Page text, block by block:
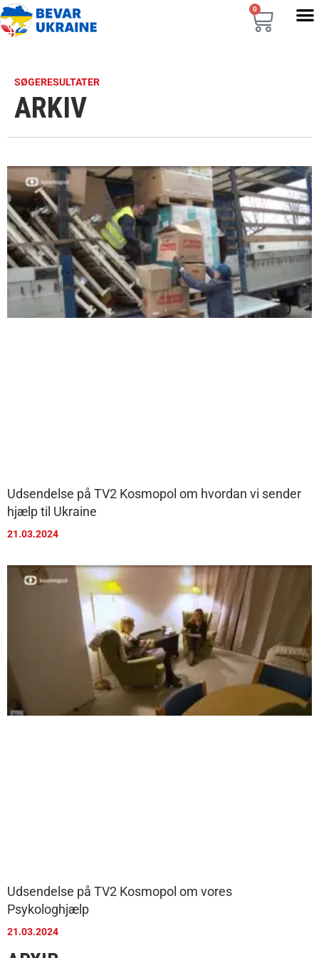
0
SØGERESULTATER
ARKIV
Udsendelse på TV2 Kosmopol om hvordan vi sender
hjælp til Ukraine
21.03.2024
Udsendelse på TV2 Kosmopol om vores
Psykologhjælp
21.03.2024